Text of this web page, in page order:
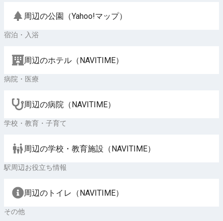
周辺の公園（Yahoo!マップ）
宿泊・入浴
周辺のホテル（NAVITIME）
病院・医療
周辺の病院（NAVITIME）
学校・教育・子育て
周辺の学校・教育施設（NAVITIME）
駅周辺お役立ち情報
周辺のトイレ（NAVITIME）
その他